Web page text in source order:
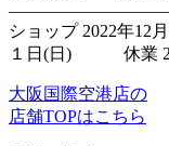
ショップ 2022年12
１日(日) 休業
大阪国際空港店の
店舗TOPはこちら